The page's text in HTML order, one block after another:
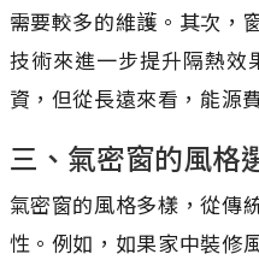
需要較多的維護。其次，
技術來進一步提升隔熱效
資，但從長遠來看，能源
三、氣密窗的風格
氣密窗的風格多樣，從傳
性。例如，如果家中裝修